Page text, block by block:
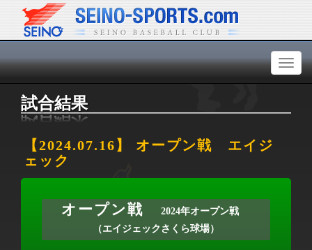
Toggle
試合結果
【2024.07.16】 オープン戦 エイジ
ェック
オープン戦
2024年オープン戦
（エイジェックさくら球場）